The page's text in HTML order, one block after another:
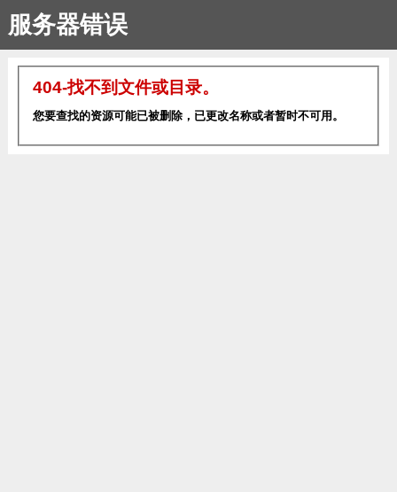
服务器错误
404-找不到文件或目录。
您要查找的资源可能已被删除，已更改名称或者暂时不可用。